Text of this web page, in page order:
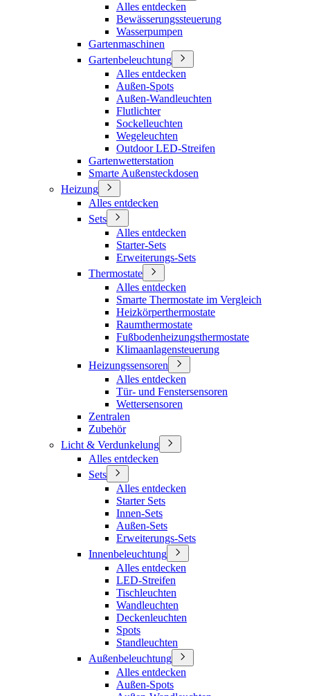
Alles entdecken
Bewässerungssteuerung
Wasserpumpen
Gartenmaschinen
Gartenbeleuchtung
Alles entdecken
Außen-Spots
Außen-Wandleuchten
Flutlichter
Sockelleuchten
Wegeleuchten
Outdoor LED-Streifen
Gartenwetterstation
Smarte Außensteckdosen
Heizung
Alles entdecken
Sets
Alles entdecken
Starter-Sets
Erweiterungs-Sets
Thermostate
Alles entdecken
Smarte Thermostate im Vergleich
Heizkörperthermostate
Raumthermostate
Fußbodenheizungsthermostate
Klimaanlagensteuerung
Heizungssensoren
Alles entdecken
Tür- und Fenstersensoren
Wettersensoren
Zentralen
Zubehör
Licht & Verdunkelung
Alles entdecken
Sets
Alles entdecken
Starter Sets
Innen-Sets
Außen-Sets
Erweiterungs-Sets
Innenbeleuchtung
Alles entdecken
LED-Streifen
Tischleuchten
Wandleuchten
Deckenleuchten
Spots
Standleuchten
Außenbeleuchtung
Alles entdecken
Außen-Spots